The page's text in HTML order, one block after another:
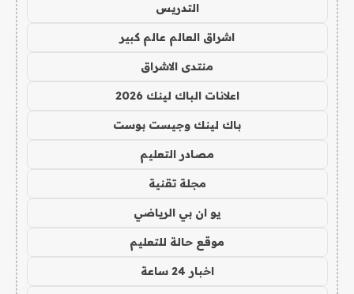
التدريس
اشراق العالم عالم كبير
منتدى الاشراق
اعلانات الباك لينك 2026
باك لينك وجيست بوست
مصادر التعليم
مجلة تقنية
يو ان بي الرياضي
موقع حالة للتعليم
اخبار 24 ساعة